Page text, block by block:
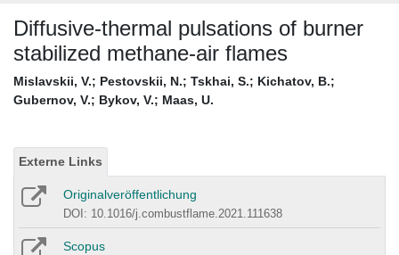
Diffusive-thermal pulsations of burner
stabilized methane-air flames
Mislavskii, V.; Pestovskii, N.; Tskhai, S.; Kichatov, B.;
Gubernov, V.; Bykov, V.; Maas, U.
Externe Links
Originalveröffentlichung
DOI: 10.1016/j.combustflame.2021.111638
Scopus